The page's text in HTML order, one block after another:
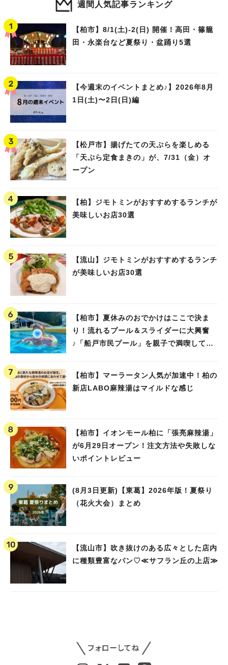
週間人気記事ランキング
【柏市】8/1(土)‐2(日) 開催！高田・篠籠
田・永楽台など夏祭り・盆踊り5選
【今週末のイベントまとめ♪】2026年8月
1日(土)〜2日(日)編
【松戸市】揚げたての天ぷらを楽しめる
「天ぷら定食まきの」が、7/31（金）オ
ープン
【柏】ジモトミンがおすすめするランチが
美味しいお店30選
【流山】ジモトミンがおすすめするランチ
が美味しいお店30選
【柏市】夏休みのおでかけはここで決ま
り！流れるプール＆スライダーに大興奮
♪「船戸市民プール」を親子で満喫してき
【柏市】マーラータン人気が加速中！柏の
新店LABO麻辣湯はマイルドな感じ
【柏市】イオンモール柏に「張亮麻辣湯」
が6月29日オープン！注文方法や失敗しな
いポイントレビュー
(8月3日更新)【東葛】2026年版！夏祭り
（花火大会）まとめ
【流山市】吹き抜けのある広々とした店内
に種類豊富なパン♡≪サフラン丘の上店≫